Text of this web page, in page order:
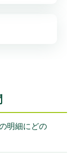
明細にどの